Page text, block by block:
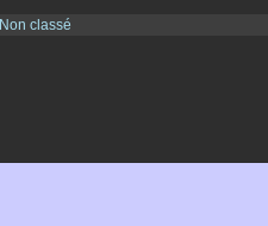
Non classé